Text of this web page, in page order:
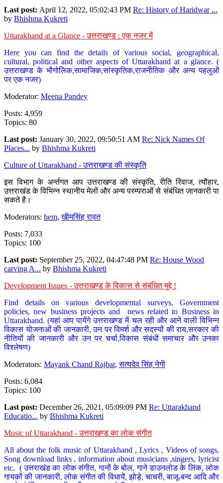
Last post: April 12, 2022, 05:02:43 PM Re: History of Haridwar ...
by Bhishma Kukreti
Uttarakhand at a Glance - उत्तराखण्ड : एक नजर में
Here you can find the details of various social, geographical,
cultural, political and other aspects of Uttarakhand at a glance. (
उत्तराखण्ड के भौगोलिक,सामाजिक,सांस्कृतिक,राजनीतिक और अन्य पहलुओं
पर एक नजर)
Moderator: Meena Pandey
Posts: 4,959
Topics: 80
Last post: January 30, 2022, 09:50:51 AM Re: Nick Names Of
Places... by Bhishma Kukreti
Culture of Uttarakhand - उत्तराखण्ड की संस्कृति
इस विभाग के अर्न्तगत आप उत्तराखण्ड की संस्कृति, रीति रिवाज, त्यौहार,
उत्तराखंड के विभिन्न स्थानीय मेलों और अन्य परम्पराओं से संबंधित जानकारी पा
सकते है।
Moderators: hem,खीमसिंह रावत
Posts: 7,033
Topics: 100
Last post: September 25, 2022, 04:47:48 PM Re: House Wood
carving A... by Bhishma Kukreti
Development Issues - उत्तराखण्ड के विकास से संबंधित मुद्दे !
Find details on various developmental surveys, Government
policies, new business projects and news related to Business in
Uttarakhand. (यहां आप पायेंगे उत्तराखण्ड में चल रही और आने वाली विभिन्न
विकास योजनाओं की जानकारी, उन पर विमर्श और सदस्यों की राय,सरकार की
नीतियों की जानकारी और उन पर चर्चा,विकास संबंधी समाचार और उनका
विश्लेषण)
Moderators: Mayank Chand Rajbar,सत्यदेव सिंह नेगी
Posts: 6,084
Topics: 100
Last post: December 26, 2021, 05:09:09 PM Re: Uttarakhand
Educatio... by Bhishma Kukreti
Music of Uttarakhand - उत्तराखण्ड का लोक संगीत
All about the folk music of Uttarakhand , Lyrics , Videos of songs,
Song download links , information about musicians ,singers, lyricist
etc. ( उत्तराखंड का लोक संगीत, गानों के बोल, गाने डाउनलोड के लिंक, लोक
गायकों की जानकारी, लोक संगीत की विधायें, झोड़े, चाचरी, बाजू-बन्द आदि और